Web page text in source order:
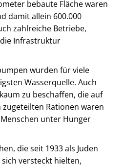
bebaute Fläche waren
damit allein 600.000
zahlreiche Betriebe,
Infrastruktur
wurden für viele
Wasserquelle. Auch
zu beschaffen, die auf
Rationen waren
unter Hunger
die seit 1933 als Juden
versteckt hielten,